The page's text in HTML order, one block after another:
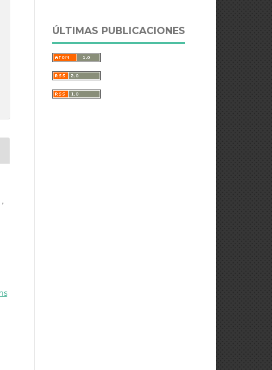
ÚLTIMAS PUBLICACIONES